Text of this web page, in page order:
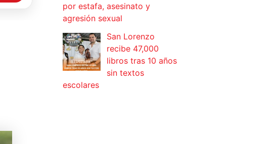
por estafa, asesinato y
agresión sexual
San Lorenzo
recibe 47,000
libros tras 10 años
sin textos
escolares